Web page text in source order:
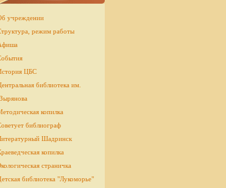
учреждении
режим работы
ЦБС
библиотека им.
копилка
библиограф
Шадринск
копилка
страничка
библиотека "Лукоморье"